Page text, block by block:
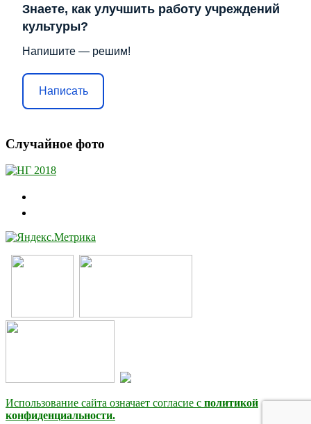
Знаете, как улучшить работу учреждений
культуры?
Напишите — решим!
Написать
Случайное фото
Использование сайта означает согласие с политикой
конфиденциальности.